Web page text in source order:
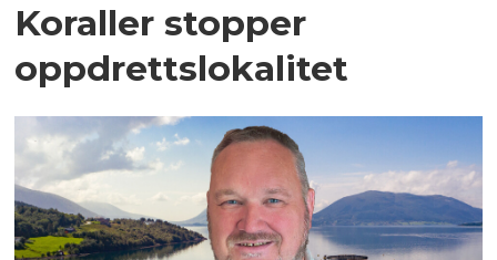
Koraller stopper
oppdrettslokalitet